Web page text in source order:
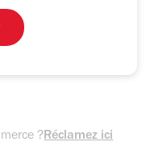
?Réclamez ici